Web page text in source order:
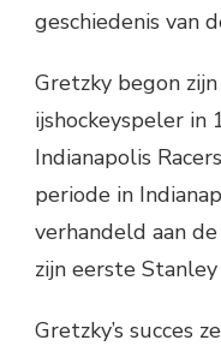
geschiedenis van
Gretzky begon
ijshockeyspeler in
Indianapolis
periode in
verhandeld aan
zijn eerste
Gretzky’s succes